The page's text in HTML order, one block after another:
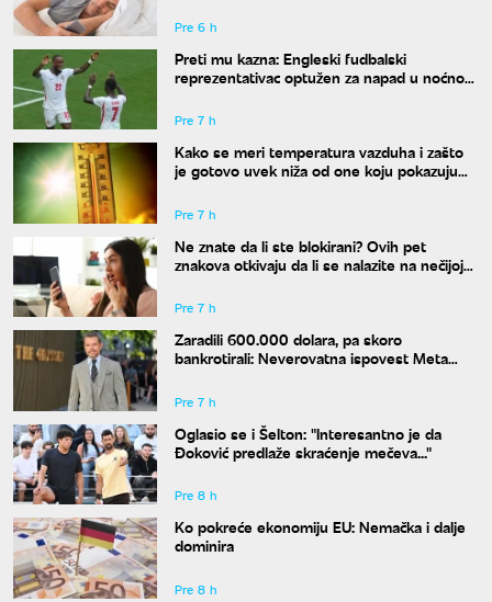
Pre 6 h
Preti mu kazna: Engleski fudbalski
reprezentativac optužen za napad u noćnom
Pre 7 h
Kako se meri temperatura vazduha i zašto
je gotovo uvek niža od one koju pokazuju
Pre 7 h
Ne znate da li ste blokirani? Ovih pet
znakova otkivaju da li se nalazite na nečijoj
Pre 7 h
Zaradili 600.000 dolara, pa skoro
bankrotirali: Neverovatna ispovest Meta
Pre 7 h
Oglasio se i Šelton: "Interesantno je da
Đoković predlaže skraćenje mečeva..."
Pre 8 h
Ko pokreće ekonomiju EU: Nemačka i dalje
dominira
Pre 8 h